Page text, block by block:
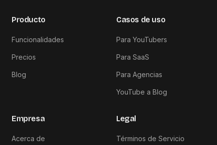
Producto
Funcionalidades
Precios
Blog
Casos de uso
Para YouTubers
Para SaaS
Para Agencias
YouTube a Blog
Empresa
Acerca de
Legal
Términos de Servicio